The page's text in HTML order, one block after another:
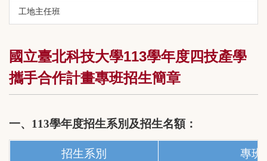
工地主任班
國立臺北科技大學113學年度四技產學
攜手合作計畫專班招生簡章
一、 113學年度招生系別及招生名額：
招生系別 專班